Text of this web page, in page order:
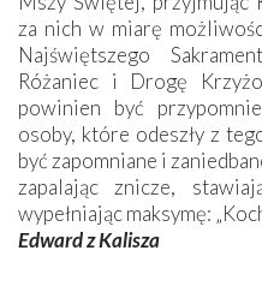
za nich w miarę
Najświętszego
Różaniec i Drogę
powinien być
osoby, które odeszły z
być zapomniane i
zapalając znicze,
wypełniając maksymę:
Edward z Kalisza